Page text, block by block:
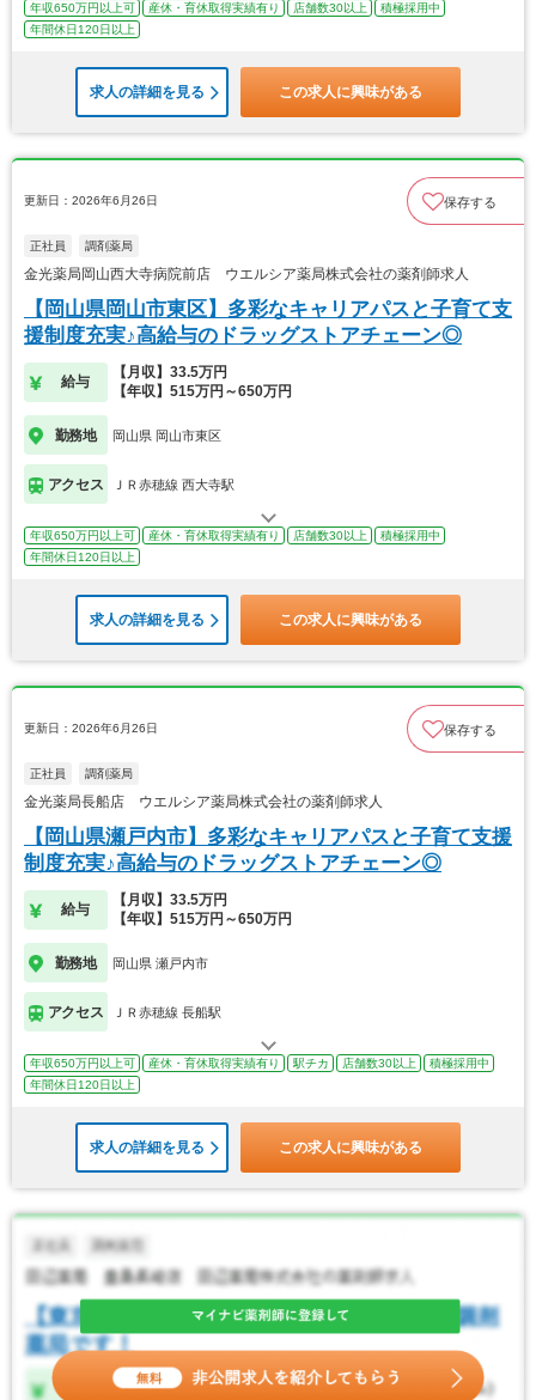
年収650万円以上可 産休・育休取得実績有り 店舗数30以上
積極採用中
年間休日120日以上
求人の詳細を見る この求人に興味がある
更新日：2026年6月26日 保存する
正社員 調剤薬局
金光薬局岡山西大寺病院前店 ウエルシア薬局株式会社の薬剤師求人
【岡山県岡山市東区】多彩なキャリアパスと子育て支
援制度充実♪高給与のドラッグストアチェーン◎
給与
【月収】33.5万円
【年収】515万円～650万円
勤務地 岡山県 岡山市東区
アクセス ＪＲ赤穂線 西大寺駅
年収650万円以上可 産休・育休取得実績有り 店舗数30以上
積極採用中
年間休日120日以上
求人の詳細を見る この求人に興味がある
更新日：2026年6月26日 保存する
正社員 調剤薬局
金光薬局長船店 ウエルシア薬局株式会社の薬剤師求人
【岡山県瀬戸内市】多彩なキャリアパスと子育て支援
制度充実♪高給与のドラッグストアチェーン◎
給与
【月収】33.5万円
【年収】515万円～650万円
勤務地 岡山県 瀬戸内市
アクセス ＪＲ赤穂線 長船駅
年収650万円以上可 産休・育休取得実績有り 駅チカ 店舗数30以上
積極採用中
年間休日120日以上
求人の詳細を見る この求人に興味がある